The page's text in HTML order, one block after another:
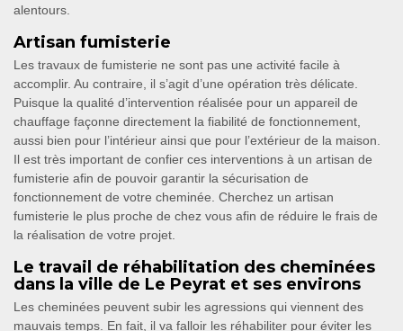
alentours.
Artisan fumisterie
Les travaux de fumisterie ne sont pas une activité facile à
accomplir. Au contraire, il s’agit d’une opération très délicate.
Puisque la qualité d’intervention réalisée pour un appareil de
chauffage façonne directement la fiabilité de fonctionnement,
aussi bien pour l’intérieur ainsi que pour l’extérieur de la maison.
Il est très important de confier ces interventions à un artisan de
fumisterie afin de pouvoir garantir la sécurisation de
fonctionnement de votre cheminée. Cherchez un artisan
fumisterie le plus proche de chez vous afin de réduire le frais de
la réalisation de votre projet.
Le travail de réhabilitation des cheminées
dans la ville de Le Peyrat et ses environs
Les cheminées peuvent subir les agressions qui viennent des
mauvais temps. En fait, il va falloir les réhabiliter pour éviter les